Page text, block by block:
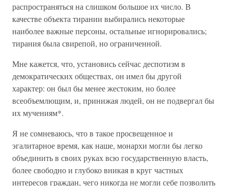
распространяться на слишком большое их число. В
качестве объекта тирании выбирались некоторые
наиболее важные персоны, остальные игнорировались;
тирания была свирепой, но ограниченной.
Мне кажется, что, установись сейчас деспотизм в
демократических обществах, он имел бы другой
характер: он был бы менее жестоким, но более
всеобъемлющим, и, принижая людей, он не подвергал бы
их мучениям*.
Я не сомневаюсь, что в такое просвещенное и
эгалитарное время, как наше, монархи могли бы легко
объединить в своих руках всю государственную власть,
более свободно и глубоко вникая в круг частных
интересов граждан, чего никогда не могли себе позволить